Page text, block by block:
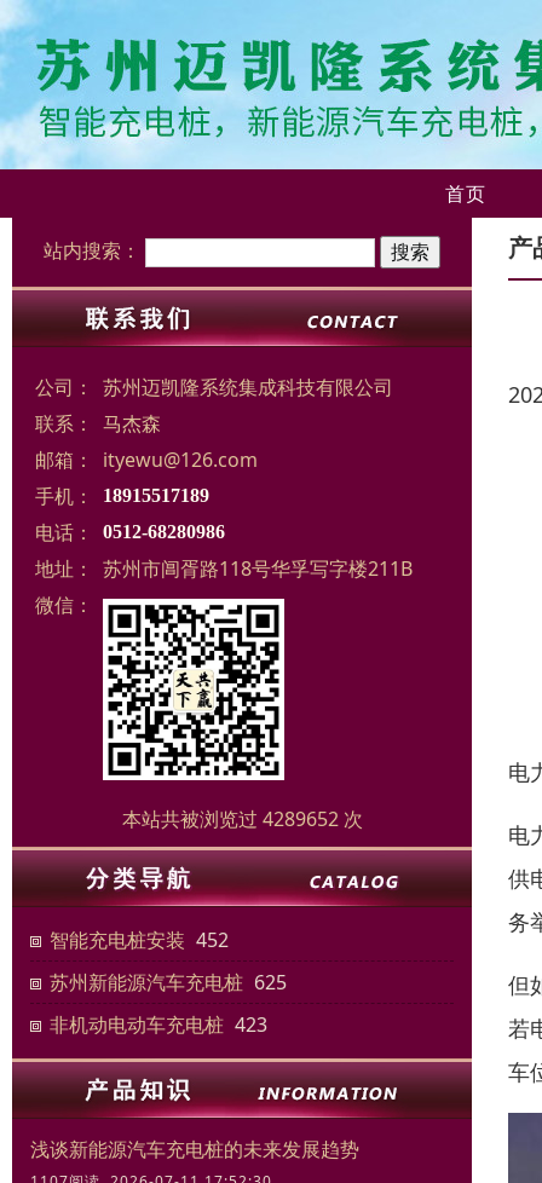
首页
站内搜索：
公司：
苏州迈凯隆系统集成科技有限公司
联系：
马杰森
邮箱：
ityewu@126.com
手机：
18915517189
电话： 0512-68280986
地址：
苏州市阊胥路118号华孚写字楼211B
微信：
本站共被浏览过 4289652 次
智能充电桩安装 452
苏州新能源汽车充电桩 625
非机动电动车充电桩 423
浅谈新能源汽车充电桩的未来发展趋势
产
电
电
供
务
但
若
车